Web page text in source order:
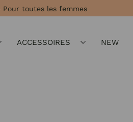
Pour toutes les femmes
ACCESSOIRES NEW